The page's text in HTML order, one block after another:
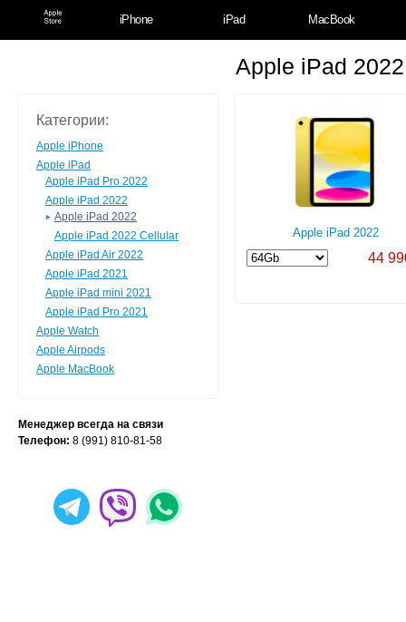
iPhone iPad MacBook
Категории:
Apple iPhone
Apple iPad
Apple iPad Pro 2022
Apple iPad 2022
Apple iPad 2022
Apple iPad 2022 Cellular
Apple iPad Air 2022
Apple iPad 2021
Apple iPad mini 2021
Apple iPad Pro 2021
Apple Watch
Apple Airpods
Apple MacBook
Менеджер всегда на связи
Телефон: 8 (991) 810-81-58
Apple iPad 2022
Apple iPad 2022
44